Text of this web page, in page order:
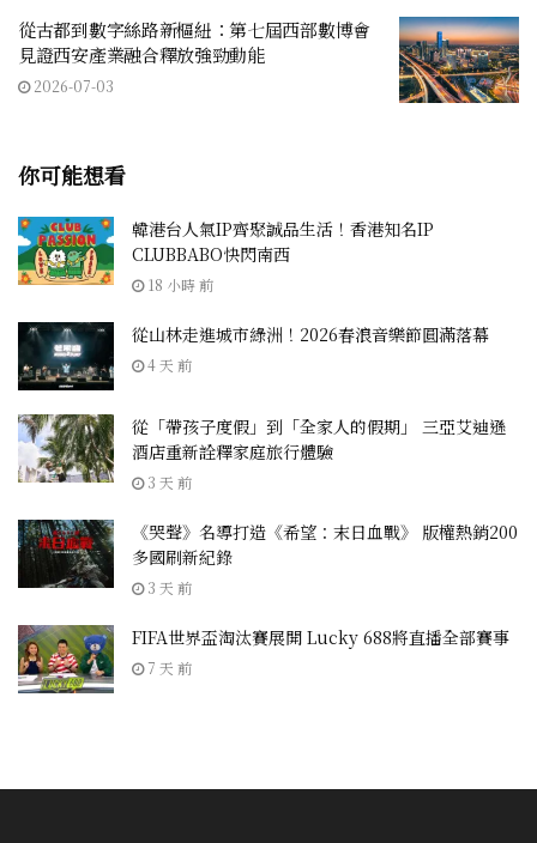
從古都到數字絲路新樞紐：第七屆西部數博會
見證西安產業融合釋放強勁動能
2026-07-03
你可能想看
韓港台人氣IP齊聚誠品生活！香港知名IP
CLUBBABO快閃南西
18 小時 前
從山林走進城市綠洲！2026春浪音樂節圓滿落幕
4 天 前
從「帶孩子度假」到「全家人的假期」 三亞艾迪遜
酒店重新詮釋家庭旅行體驗
3 天 前
《哭聲》名導打造《希望：末日血戰》 版權熱銷200
多國刷新紀錄
3 天 前
FIFA世界盃淘汰賽展開 Lucky 688將直播全部賽事
7 天 前